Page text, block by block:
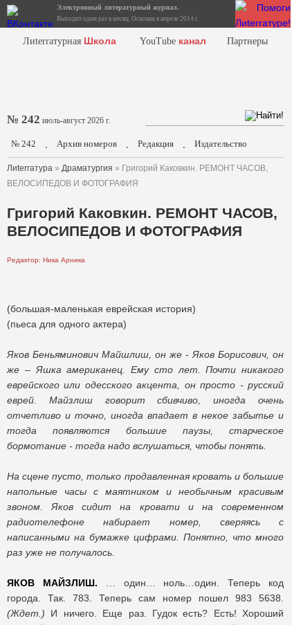
Электронный литературный журнал.
Выходит один раз в месяц. Основан в апреле 2014 г.
Лиterraтурная Школа YouTube канал Партнеры
№ 242 июль-август 2026 г.
№ 242 . Архив номеров . Редакция . Издательство
Лиterraтура » Драматургия » Григорий Каковкин. РЕМОНТ ЧАСОВ,
ВЕЛОСИПЕДОВ И ФОТОГРАФИЯ
Григорий Каковкин. РЕМОНТ ЧАСОВ,
ВЕЛОСИПЕДОВ И ФОТОГРАФИЯ
Редактор: Ника Арника
(большая-маленькая еврейская история)
(пьеса для одного актера)
Яков Беньяминович Майшлиш, он же - Яков Борисович, он
же – Яшка американец. Ему сто лет. Почти никакого
еврейского или одесского акцента, он просто - русский
еврей. Майзлиш говорит сбивчиво, иногда очень
отчетливо и точно, иногда впадает в некое забытье и
тогда появляются большие паузы, старческое
бормотание - тогда надо вслушаться, чтобы понять.
На сцене пусто, только продавленная кровать и большие
напольные часы с маятником и необычным красивым
звоном. Яков сидит на кровати и на современном
радиотелефоне набирает номер, сверяясь с
написанными на бумажке цифрами. Понятно, что много
раз уже не получалось.
ЯКОВ МАЙЗЛИШ. … один… ноль…один. Теперь код
города. Так. 783. Теперь сам номер пошел 983 5638.
(Ждет.) И ничего. Еще раз. Гудок есть? Есть! Хороший